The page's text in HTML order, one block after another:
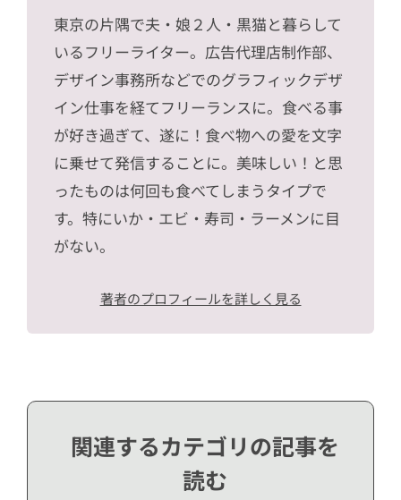
東京の片隅で夫・娘２人・黒猫と暮らして
いるフリーライター。広告代理店制作部、
デザイン事務所などでのグラフィックデザ
イン仕事を経てフリーランスに。食べる事
が好き過ぎて、遂に！食べ物への愛を文字
に乗せて発信することに。美味しい！と思
ったものは何回も食べてしまうタイプで
す。特にいか・エビ・寿司・ラーメンに目
がない。
著者のプロフィールを詳しく見る
関連するカテゴリの記事を
読む